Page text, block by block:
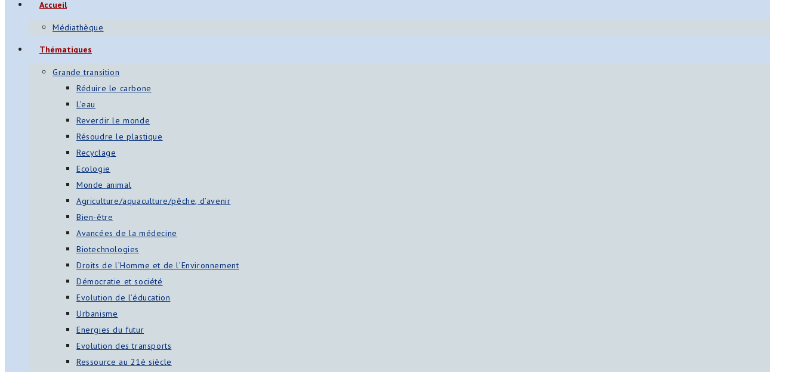
Accueil
Médiathèque
Thématiques
Grande transition
Réduire le carbone
L’eau
Reverdir le monde
Résoudre le plastique
Recyclage
Ecologie
Monde animal
Agriculture/aquaculture/pêche, d’avenir
Bien-être
Avancées de la médecine
Biotechnologies
Droits de l’Homme et de l’Environnement
Démocratie et société
Evolution de l’éducation
Urbanisme
Energies du futur
Evolution des transports
Ressource au 21è siècle